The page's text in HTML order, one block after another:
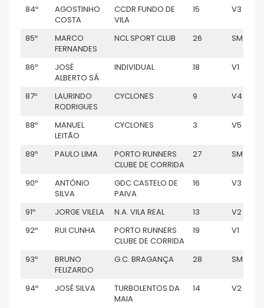
84º
AGOSTINHO
COSTA
CCDR FUNDO DE
VILA
15 V3
85º
MARCO
FERNANDES
NCL SPORT CLUB 26 SM
86º
JOSÉ
ALBERTO SÁ
INDIVIDUAL 18 V1
87º
LAURINDO
RODRIGUES
CYCLONES 9 V4
88º
MANUEL
LEITÃO
CYCLONES 3 V5
89º PAULO LIMA
PORTO RUNNERS
CLUBE DE CORRIDA
27 SM
90º
ANTÓNIO
SILVA
GDC CASTELO DE
PAIVA
16 V3
91º JORGE VILELA N.A. VILA REAL 13
V2
92º
RUI CUNHA
PORTO RUNNERS
CLUBE DE CORRIDA
19 V1
93º
BRUNO
FELIZARDO
G.C. BRAGANÇA 28 SM
94º JOSÉ SILVA
TURBOLENTOS DA
MAIA
14 V2